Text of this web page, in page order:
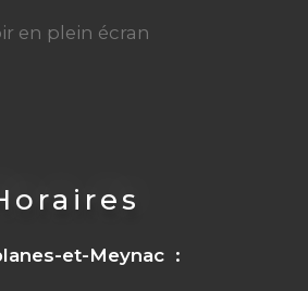
en plein écran
et-Meynac :